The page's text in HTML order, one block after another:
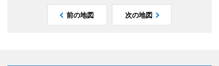
前の地図 次の地図